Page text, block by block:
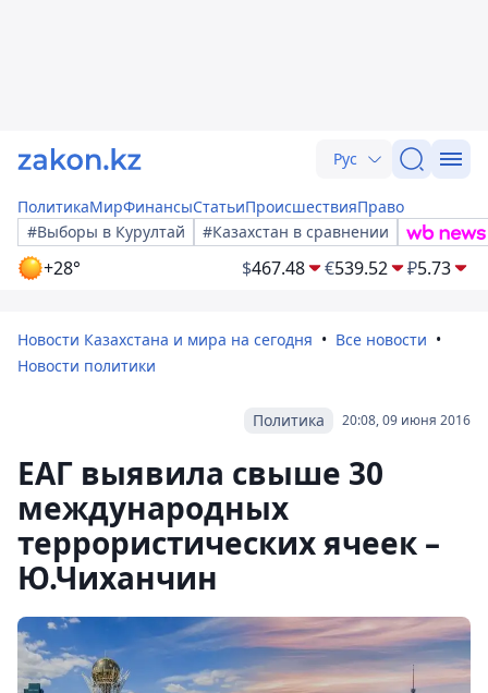
Рус
ПолитикаМирФинансыСтатьиПроисшествияПраво
#Выборы в Курултай
#Казахстан в сравнении
+28° $467.48 €539.52 ₽5.73
Новости Казахстана и мира на сегодня
Все новости
Новости политики
20:08, 09 июня 2016
Политика
ЕАГ выявила свыше 30
международных
террористических ячеек –
Ю.Чиханчин